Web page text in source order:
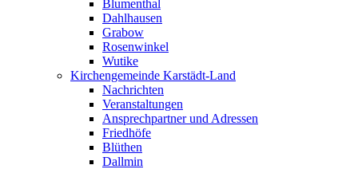
Blumenthal
Dahlhausen
Grabow
Rosenwinkel
Wutike
Kirchengemeinde Karstädt-Land
Nachrichten
Veranstaltungen
Ansprechpartner und Adressen
Friedhöfe
Blüthen
Dallmin